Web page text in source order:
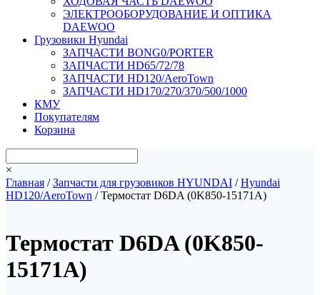
ЭЛЕКТРООБОРУДОВАНИЕ И ОПТИКА
DAEWOO
Грузовики Hyundai
ЗАПЧАСТИ BONG0/PORTER
ЗАПЧАСТИ HD65/72/78
ЗАПЧАСТИ HD120/AeroTown
ЗАПЧАСТИ HD170/270/370/500/1000
КМУ
Покупателям
Корзина
×
Главная /Запчасти для грузовиков HYUNDAI /Hyundai
HD120/AeroTown / Термостат D6DA (0K850-15171A)
Термостат D6DA (0K850-
15171A)